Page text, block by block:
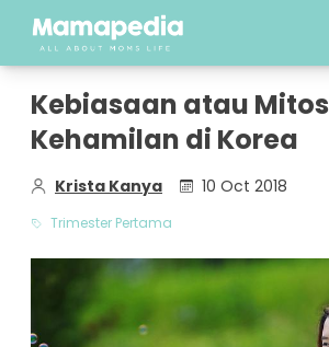
Kebiasaan atau Mitos
Kehamilan di Korea
Krista Kanya 10 Oct 2018
Trimester Pertama